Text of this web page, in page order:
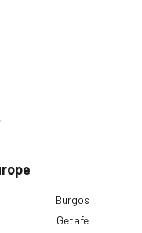
Burgos
Getafe